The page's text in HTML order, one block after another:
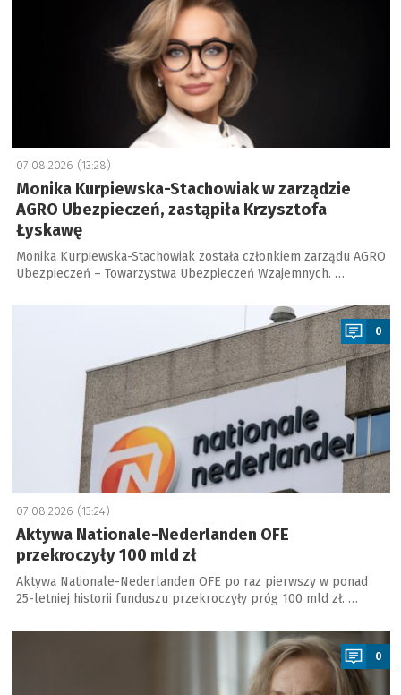
07.08.2026 (13:28)
Monika Kurpiewska-Stachowiak w zarządzie
AGRO Ubezpieczeń, zastąpiła Krzysztofa
Łyskawę
Monika Kurpiewska-Stachowiak została członkiem zarządu AGRO
Ubezpieczeń – Towarzystwa Ubezpieczeń Wzajemnych. …
0
07.08.2026 (13:24)
Aktywa Nationale-Nederlanden OFE
przekroczyły 100 mld zł
Aktywa Nationale-Nederlanden OFE po raz pierwszy w ponad
25-letniej historii funduszu przekroczyły próg 100 mld zł. …
a
0